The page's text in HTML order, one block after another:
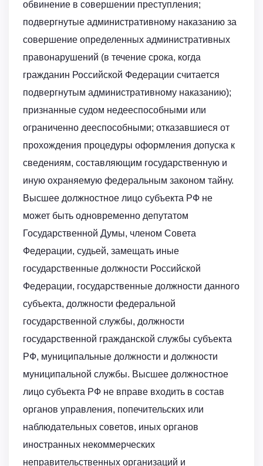
обвинение в совершении преступления;
подвергнутые административному наказанию за
совершение определенных административных
правонарушений (в течение срока, когда
гражданин Российской Федерации считается
подвергнутым административному наказанию);
признанные судом недееспособными или
ограниченно дееспособными; отказавшиеся от
прохождения процедуры оформления допуска к
сведениям, составляющим государственную и
иную охраняемую федеральным законом тайну.
Высшее должностное лицо субъекта РФ не
может быть одновременно депутатом
Государственной Думы, членом Совета
Федерации, судьей, замещать иные
государственные должности Российской
Федерации, государственные должности данного
субъекта, должности федеральной
государственной службы, должности
государственной гражданской службы субъекта
РФ, муниципальные должности и должности
муниципальной службы. Высшее должностное
лицо субъекта РФ не вправе входить в состав
органов управления, попечительских или
наблюдательных советов, иных органов
иностранных некоммерческих
неправительственных организаций и